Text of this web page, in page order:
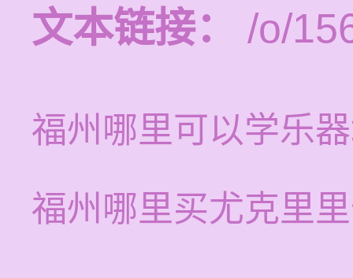
文本链接：
/o/
福州哪里可以学乐
福州哪里买尤克里